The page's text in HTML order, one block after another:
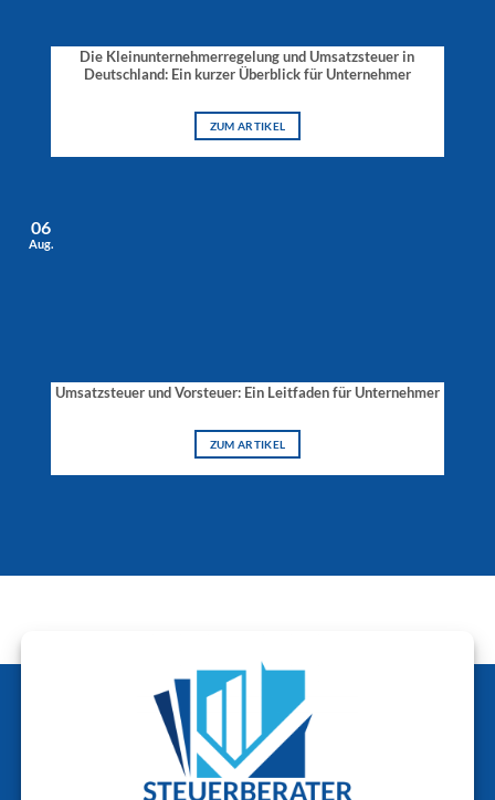
Die Kleinunternehmerregelung und Umsatzsteuer in
Deutschland: Ein kurzer Überblick für Unternehmer
ZUM ARTIKEL
Umsatzsteuer und Vorsteuer: Ein Leitfaden für Unternehmer
ZUM ARTIKEL
06
Aug.